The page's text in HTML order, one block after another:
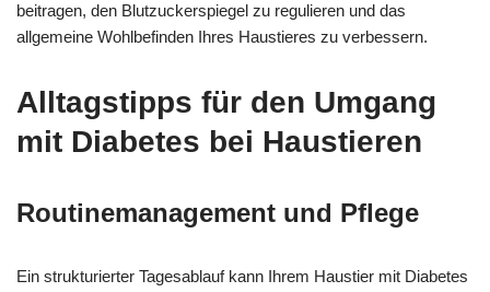
beitragen, den Blutzuckerspiegel zu regulieren und das
allgemeine Wohlbefinden Ihres Haustieres zu verbessern.
Alltagstipps für den Umgang
mit Diabetes bei Haustieren
Routinemanagement und Pflege
Ein strukturierter Tagesablauf kann Ihrem Haustier mit Diabetes